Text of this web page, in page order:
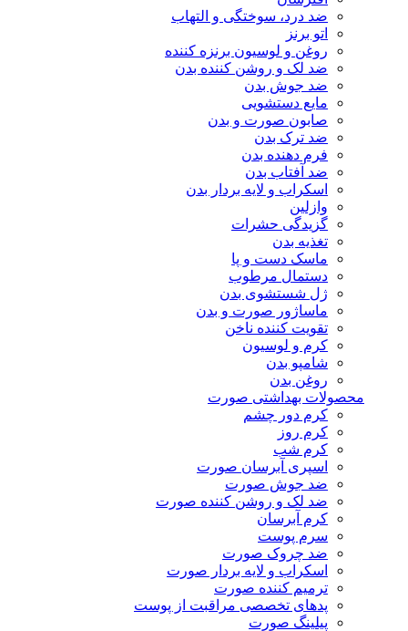
ضد درد، سوختگی و التهاب
اتو برنز
روغن و لوسیون برنزه کننده
ضد لک و روشن کننده بدن
ضد جوش بدن
مایع دستشویی
صابون صورت و بدن
ضد ترک بدن
فرم دهنده بدن
ضد آفتاب بدن
اسکراب و لایه بردار بدن
وازلین
گزیدگی حشرات
تغذیه بدن
ماسک دست و پا
دستمال مرطوب
ژل شستشوی بدن
ماساژور صورت و بدن
تقویت کننده ناخن
کرم و لوسیون
شامپو بدن
روغن بدن
محصولات بهداشتی صورت
کرم دور چشم
کرم روز
کرم شب
اسپری آبرسان صورت
ضد جوش صورت
ضد لک و روشن کننده صورت
کرم آبرسان
سرم پوست
ضد چروک صورت
اسکراب و لایه بردار صورت
ترمیم کننده صورت
پدهای تخصصی مراقبت از پوست
پیلینگ صورت